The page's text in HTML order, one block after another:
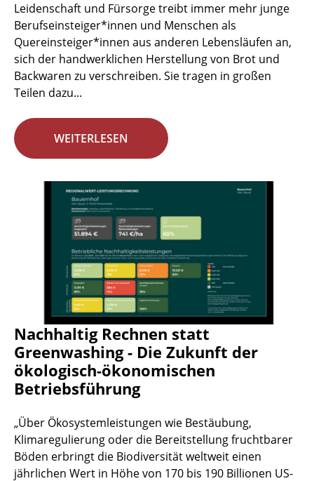
Leidenschaft und Fürsorge treibt immer mehr junge
Berufseinsteiger*innen und Menschen als
Quereinsteiger*innen aus anderen Lebensläufen an,
sich der handwerklichen Herstellung von Brot und
Backwaren zu verschreiben. Sie tragen in großen
Teilen dazu...
WEITERLESEN
Nachhaltig Rechnen statt
Greenwashing - Die Zukunft der
ökologisch-ökonomischen
Betriebsführung
„Über Ökosystemleistungen wie Bestäubung,
Klimaregulierung oder die Bereitstellung fruchtbarer
Böden erbringt die Biodiversität weltweit einen
jährlichen Wert in Höhe von 170 bis 190 Billionen US-